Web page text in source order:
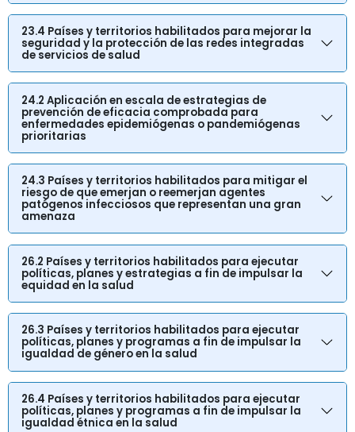
23.4 Países y territorios habilitados para mejorar la
seguridad y la protección de las redes integradas
de servicios de salud
24.2 Aplicación en escala de estrategias de
prevención de eficacia comprobada para
enfermedades epidemiógenas o pandemiógenas
prioritarias
24.3 Países y territorios habilitados para mitigar el
riesgo de que emerjan o reemerjan agentes
patógenos infecciosos que representan una gran
amenaza
26.2 Países y territorios habilitados para ejecutar
políticas, planes y estrategias a fin de impulsar la
equidad en la salud
26.3 Países y territorios habilitados para ejecutar
políticas, planes y programas a fin de impulsar la
igualdad de género en la salud
26.4 Países y territorios habilitados para ejecutar
políticas, planes y programas a fin de impulsar la
igualdad étnica en la salud